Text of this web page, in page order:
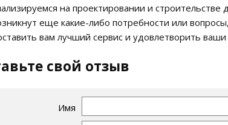
на проектировании и
еще какие-либо потребности или
вам лучший сервис и удовлетворить
свой отзыв
Имя